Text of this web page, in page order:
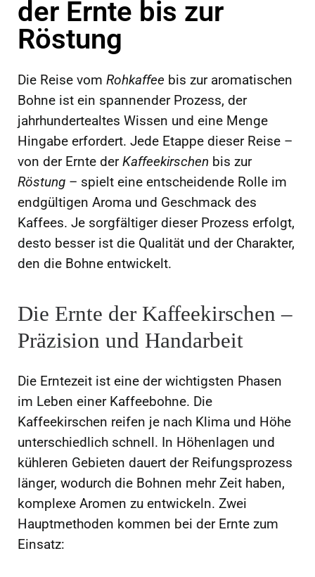
der Ernte bis zur
Röstung
Die Reise vom Rohkaffee bis zur aromatischen
Bohne ist ein spannender Prozess, der
jahrhundertealtes Wissen und eine Menge
Hingabe erfordert. Jede Etappe dieser Reise –
von der Ernte derKaffeekirschen bis zur
Röstung – spielt eine entscheidende Rolle im
endgültigen Aroma und Geschmack des
Kaffees. Je sorgfältiger dieser Prozess erfolgt,
desto besser ist die Qualität und der Charakter,
den die Bohne entwickelt.
Die Ernte der Kaffeekirschen –
Präzision und Handarbeit
Die Erntezeit ist eine der wichtigsten Phasen
im Leben einer Kaffeebohne. Die
Kaffeekirschen reifen je nach Klima und Höhe
unterschiedlich schnell. In Höhenlagen und
kühleren Gebieten dauert der Reifungsprozess
länger, wodurch die Bohnen mehr Zeit haben,
komplexe Aromen zu entwickeln. Zwei
Hauptmethoden kommen bei der Ernte zum
Einsatz: